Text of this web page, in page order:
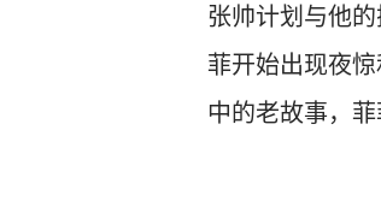
张帅计划与他
菲开始出现夜
中的老故事，菲